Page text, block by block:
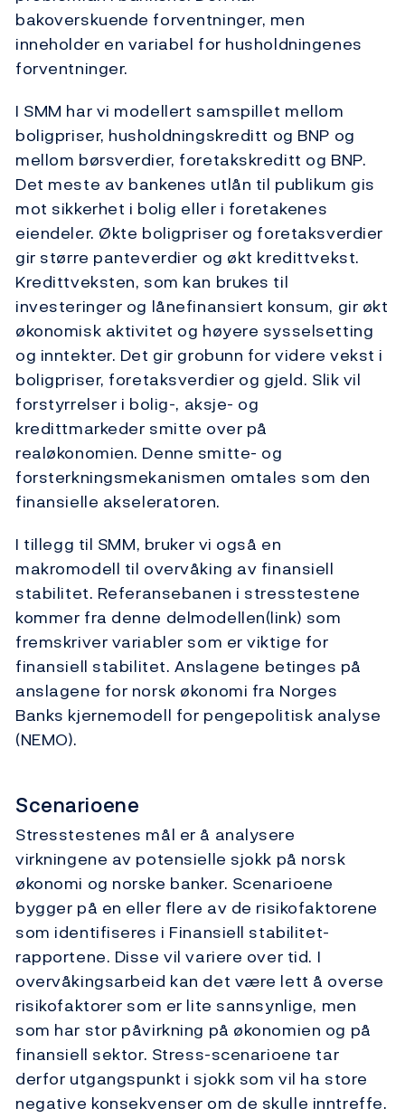
bakoverskuende forventninger, men
inneholder en variabel for husholdningenes
forventninger.
I SMM har vi modellert samspillet mellom
boligpriser, husholdningskreditt og BNP og
mellom børsverdier, foretakskreditt og BNP.
Det meste av bankenes utlån til publikum gis
mot sikkerhet i bolig eller i foretakenes
eiendeler. Økte boligpriser og foretaksverdier
gir større panteverdier og økt kredittvekst.
Kredittveksten, som kan brukes til
investeringer og lånefinansiert konsum, gir økt
økonomisk aktivitet og høyere sysselsetting
og inntekter. Det gir grobunn for videre vekst i
boligpriser, foretaksverdier og gjeld. Slik vil
forstyrrelser i bolig-, aksje- og
kredittmarkeder smitte over på
realøkonomien. Denne smitte- og
forsterkningsmekanismen omtales som den
finansielle akseleratoren.
I tillegg til SMM, bruker vi også en
makromodell til overvåking av finansiell
stabilitet. Referansebanen i stresstestene
kommer fra denne delmodellen(link) som
fremskriver variabler som er viktige for
finansiell stabilitet. Anslagene betinges på
anslagene for norsk økonomi fra Norges
Banks kjernemodell for pengepolitisk analyse
(NEMO).
Scenarioene
Stresstestenes mål er å analysere
virkningene av potensielle sjokk på norsk
økonomi og norske banker. Scenarioene
bygger på en eller flere av de risikofaktorene
som identifiseres i Finansiell stabilitet-
rapportene. Disse vil variere over tid. I
overvåkingsarbeid kan det være lett å overse
risikofaktorer som er lite sannsynlige, men
som har stor påvirkning på økonomien og på
finansiell sektor. Stress-scenarioene tar
derfor utgangspunkt i sjokk som vil ha store
negative konsekvenser om de skulle inntreffe.